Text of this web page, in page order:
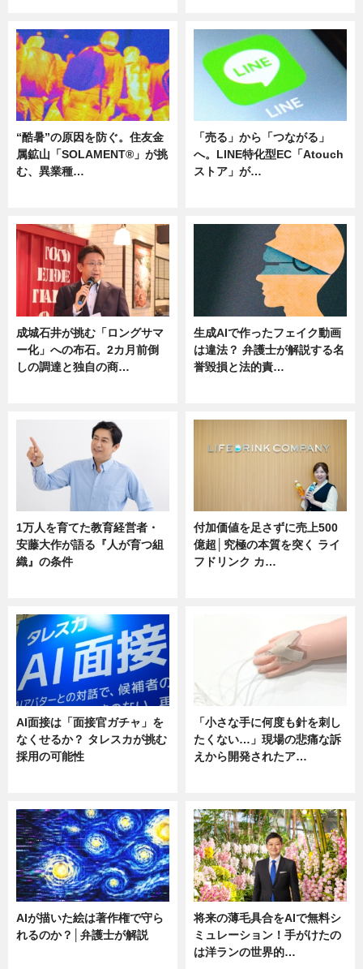
“酷暑”の原因を防ぐ。住友金
属鉱山「SOLAMENT®」が挑
む、異業種…
「売る」から「つながる」
へ。LINE特化型EC「Atouch
ストア」が…
成城石井が挑む「ロングサマ
ー化」への布石。2カ月前倒
しの調達と独自の商…
生成AIで作ったフェイク動画
は違法？ 弁護士が解説する名
誉毀損と法的責…
1万人を育てた教育経営者・
安藤大作が語る『人が育つ組
織』の条件
付加価値を足さずに売上500
億超│究極の本質を突く ライ
フドリンク カ…
AI面接は「面接官ガチャ」を
なくせるか？ タレスカが挑む
採用の可能性
「小さな手に何度も針を刺し
たくない…」現場の悲痛な訴
えから開発されたア…
AIが描いた絵は著作権で守ら
れるのか？│弁護士が解説
将来の薄毛具合をAIで無料シ
ミュレーション！手がけたの
は洋ランの世界的…